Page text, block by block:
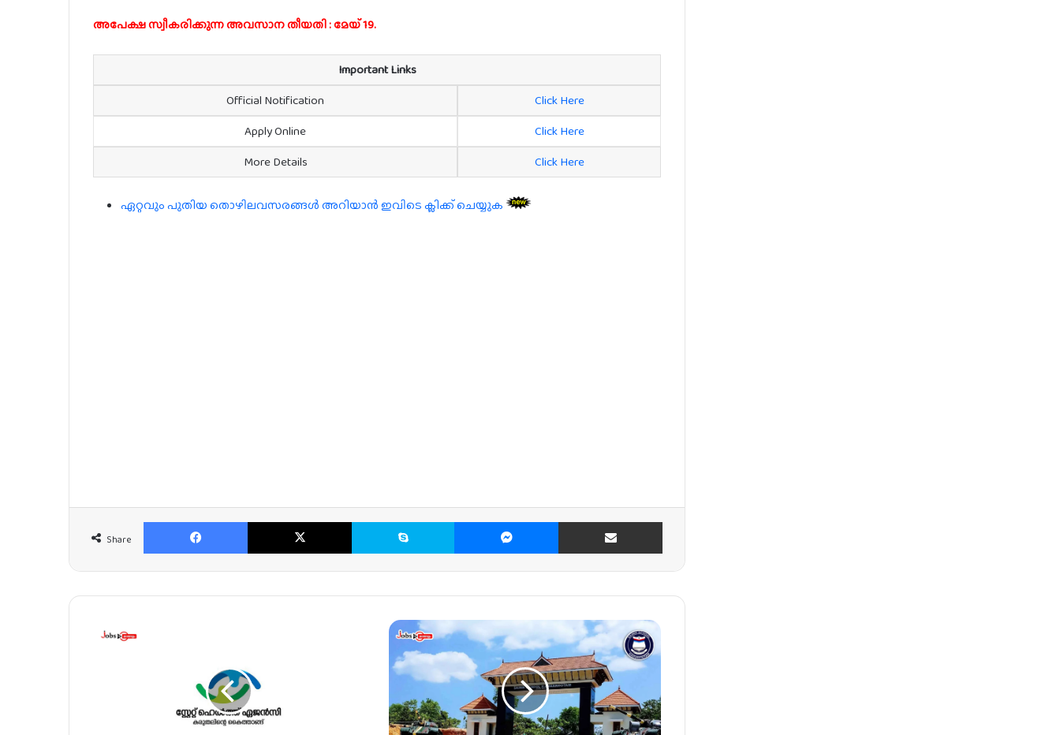
അപേക്ഷ സ്വീകരിക്കുന്ന അവസാന തീയതി : മേയ് 19.
Important Links
Official Notification
Click Here
Apply Online
Click Here
More Details
Click Here
ഏറ്റവും പുതിയ തൊഴിലവസരങ്ങൾ അറിയാൻ ഇവിടെ ക്ലിക്ക് ചെയ്യുക
Share
Facebook X Skype Messenger
ഹെ
ക
ക്കൂ
ട്ടം
നി
ക്